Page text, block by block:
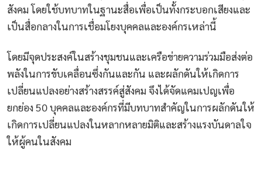
สังคม โดยใช้บทบาทในฐานะสื่อเพื่อเป็นทั้งกระบอกเสียงและ
เป็นสื่อกลางในการเชื่อมโยงบุคคลและองค์กรเหล่านี้
โดยมีจุดประสงค์ในสร้างชุมชนและเครือข่ายความร่วมมือส่งต่อ
พลังในการขับเคลื่อนซึ่งกันและกัน และผลักดันให้เกิดการ
เปลี่ยนแปลงอย่างสร้างสรรค์สู่สังคม จึงได้จัดแคมเปญเพื่อ
ยกย่อง 50 บุคคลและองค์กรที่มีบทบาทสำคัญในการผลักดันให้
เกิดการเปลี่ยนแปลงในหลากหลายมิติและสร้างแรงบันดาลใจ
ให้ผู้คนในสังคม